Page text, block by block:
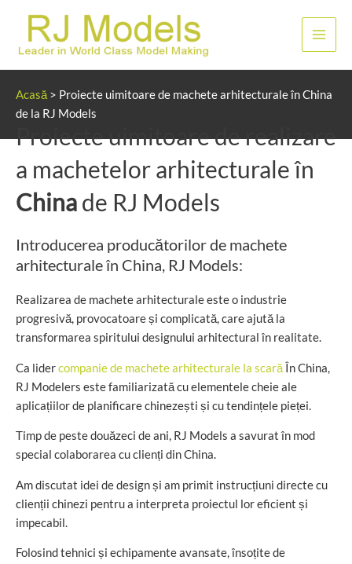
conținut
Acasă > Proiecte uimitoare de machete arhitecturale în China
de la RJ Models
Proiecte uimitoare de realizare
a machetelor arhitecturale în
Chinade RJ Models
Introducerea producătorilor de machete
arhitecturale în China, RJ Models:
Realizarea de machete arhitecturale este o industrie
progresivă, provocatoare și complicată, care ajută la
transformarea spiritului designului arhitectural în realitate.
Ca lidercompanie de machete arhitecturale la scară În China,
RJ Modelers este familiarizată cu elementele cheie ale
aplicațiilor de planificare chinezești și cu tendințele pieței.
Timp de peste douăzeci de ani, RJ Models a savurat în mod
special colaborarea cu clienți din China.
Am discutat idei de design și am primit instrucțiuni directe cu
clienții chinezi pentru a interpreta proiectul lor eficient și
impecabil.
Folosind tehnici și echipamente avansate, însoțite de